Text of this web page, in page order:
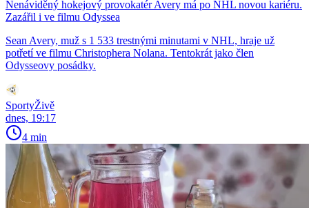
Nenáviděný hokejový provokatér Avery má po NHL novou kariéru.
Zazářil i ve filmu Odyssea
Sean Avery, muž s 1 533 trestnými minutami v NHL, hraje už
potřetí ve filmu Christophera Nolana. Tentokrát jako člen
Odysseovy posádky.
SportyŽivě
dnes, 19:17
4 min